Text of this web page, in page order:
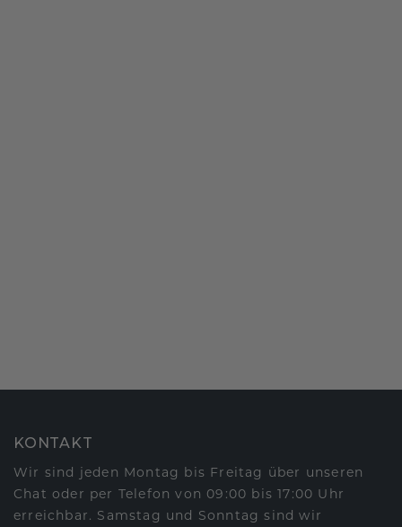
KONTAKT
Wir sind jeden Montag bis Freitag über unseren
Chat oder per Telefon von 09:00 bis 17:00 Uhr
erreichbar. Samstag und Sonntag sind wir